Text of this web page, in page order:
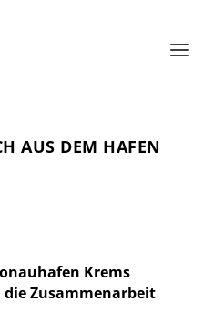
AUS DEM HAFEN
Krems
die Zusammenarbeit